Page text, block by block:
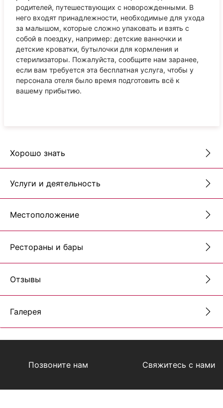
родителей, путешествующих с новорожденными. В
него входят принадлежности, необходимые для ухода
за малышом, которые сложно упаковать и взять с
собой в поездку, например: детские ванночки и
детские кроватки, бутылочки для кормления и
стерилизаторы. Пожалуйста, сообщите нам заранее,
если вам требуется эта бесплатная услуга, чтобы у
персонала отеля было время подготовить всё к
вашему прибытию.
Хорошо знать
Услуги и деятельность
Местоположение
Рестораны и бары
Отзывы
Галерея
Позвоните нам Свяжитесь с нами